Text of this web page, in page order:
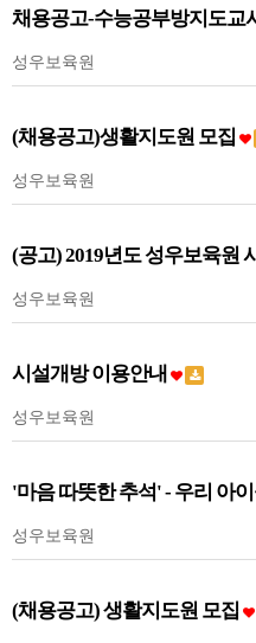
채용공고-수능공부방지도교
성우보육원
(채용공고)생활지도원 모집
성우보육원
(공고) 2019년도 성우보육원
성우보육원
시설개방 이용안내
성우보육원
'마음 따뜻한 추석' - 우리 아
성우보육원
(채용공고) 생활지도원 모집